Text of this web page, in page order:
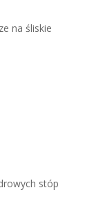
na śliskie
stóp